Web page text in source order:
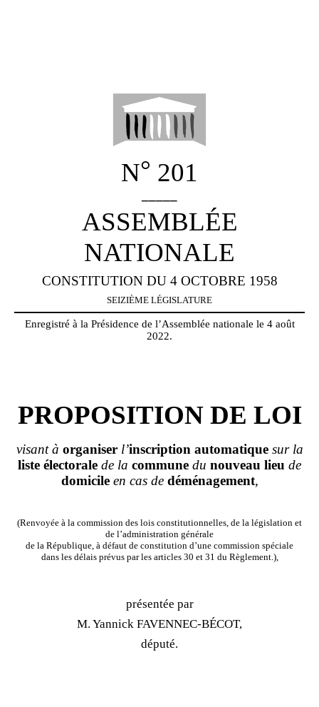
N° 201
ASSEMBLÉE
NATIONALE
CONSTITUTION DU 4 OCTOBRE 1958
SEIZIÈME LÉGISLATURE
Enregistré à la Présidence de l’Assemblée nationale le 4 août
2022.
PROPOSITION DE LOI
visant à organiserl’inscription automatiquesur la
liste électorale de la commune du nouveau lieu de
domicileen cas de déménagement,
(Renvoyée à la commission des lois constitutionnelles, de la législation et
de l’administration générale
de la République, à défaut de constitution d’une commission spéciale
dans les délais prévus par les articles 30 et 31 du Règlement.),
présentée par
M. Yannick FAVENNEC‑BÉCOT,
député.